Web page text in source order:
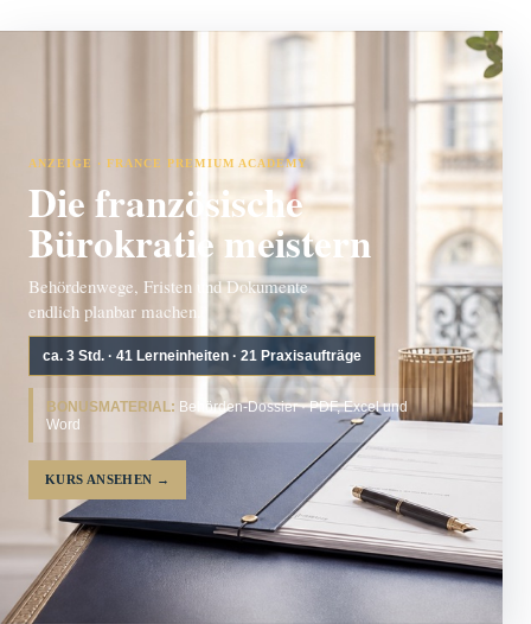
ANZEIGE · FRANCE PREMIUM ACADEMY
Die französische
Bürokratie meistern
Behördenwege, Fristen und Dokumente
endlich planbar machen.
ca. 3 Std. · 41 Lerneinheiten · 21 Praxisaufträge
BONUSMATERIAL: Behörden-Dossier · PDF, Excel und
Word
KURS ANSEHEN →